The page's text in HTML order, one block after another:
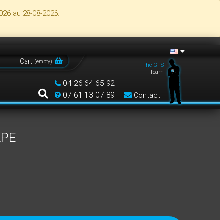
au 28-08-2026.
Cart (empty)
Contact
04 26 64 65 92
07 61 13 07 89
The GTS
Team